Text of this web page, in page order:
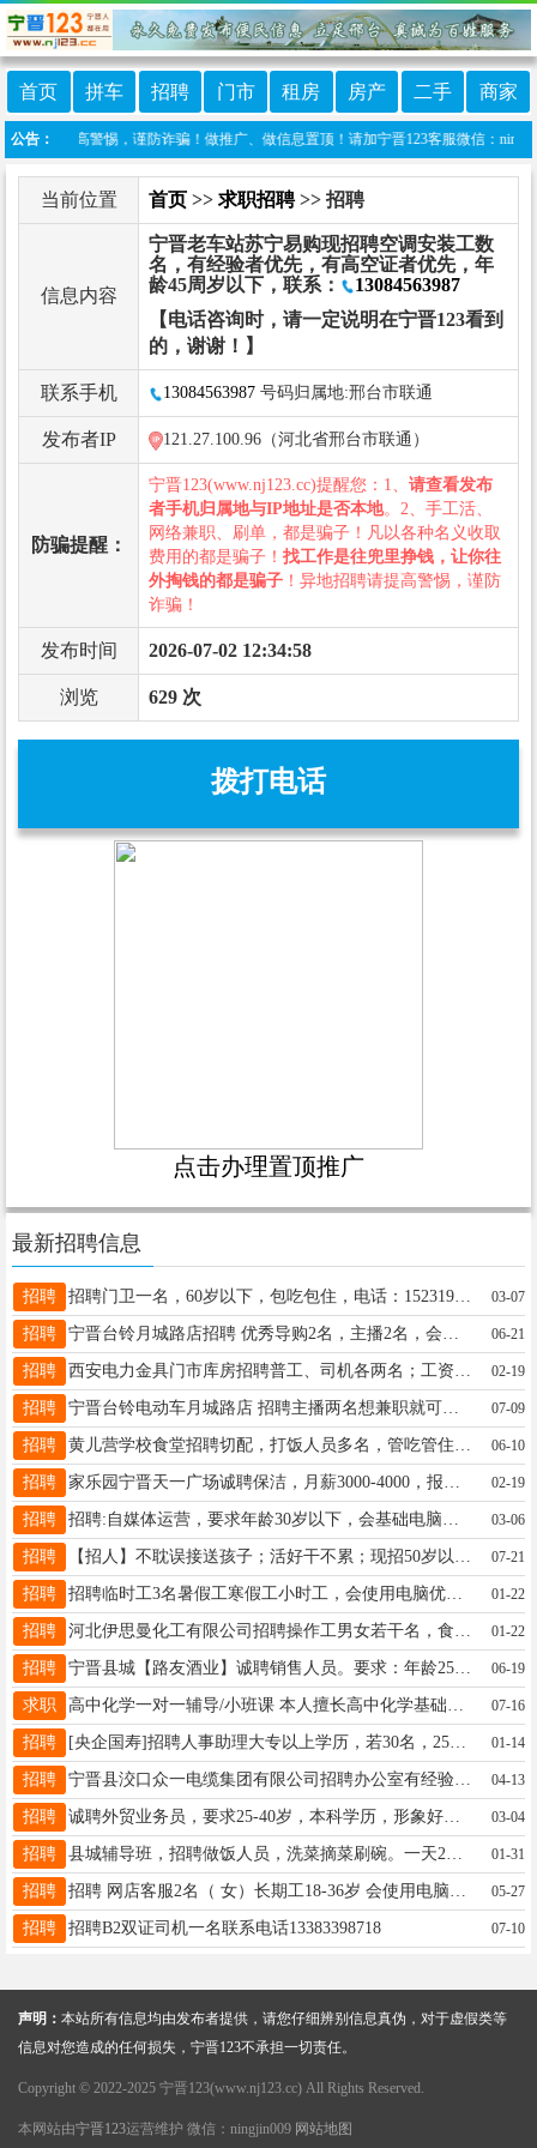
首页 拼车 招聘 门市 租房 房产 二手 商家
公告：
任！提高警惕，谨防诈骗！做推广、做信息置顶！请加宁晋123客服微信：
当前位置 首页 >> 求职招聘>> 招聘
信息内容
宁晋老车站苏宁易购现招聘空调安装工数
名，有经验者优先，有高空证者优先，年
龄45周岁以下，联系：
13084563987
【电话咨询时，请一定说明在宁晋123看到
的，谢谢！】
联系手机 13084563987 号码归属地:邢台市联通
发布者IP 121.27.100.96（河北省邢台市联通）
防骗提醒：
宁晋123(www.nj123.cc)提醒您：1、 请查看发布
者手机归属地与IP地址是否本地。2、手工活、
网络兼职、刷单，都是骗子！凡以各种名义收取
费用的都是骗子！ 找工作是往兜里挣钱，让你往
外掏钱的都是骗子 ！异地招聘请提高警惕，谨防
诈骗！
发布时间 2026-07-02 12:34:58
浏览 629 次
拨打电话
点击办理置顶推广
最新招聘信息
招聘 招聘门卫一名，60岁以下，包吃包住，电话：15231938903，工作地址：纪昌庄镇讲理村村北 03-07
招聘 06-21
招聘 02-19
招聘 07-09
招聘 06-10
招聘 02-19
招聘 03-06
招聘 07-21
招聘 招聘临时工3名暑假工寒假工小时工，会使用电脑优先，有合适的联系15533197597 01-22
招聘 01-22
招聘 宁晋县城【路友酒业】诚聘销售人员。要求：年龄25至45岁，男女不限，有团队精神，沟通力强，有销售经验者优先。薪酬待遇面议。 地址：凤凰路紫金名苑西门南侧50米路东【唐朝酒店东北斜对角】 联系电话：13603195311 06-19
求职 07-16
招聘 [央企国寿]招聘人事助理大专以上学历，若30名，25-45周岁男女不限，电话 13483954390 13831900455 (同微信) 01-14
招聘 宁晋县洨口众一电缆集团有限公司招聘办公室有经验会计2名工资面议待遇优厚有意者请联系王总17732939222 04-13
招聘 诚聘外贸业务员，要求25-40岁，本科学历，形象好气质佳；英语听说读写能力4级以上，能无障碍对接海外客户；有外贸工作经验者优先。待遇面议。电话：15930977900工作单位：河北蓝天塑业有限公司 03-04
招聘 01-31
招聘 05-27
招聘 招聘B2双证司机一名联系电话13383398718 07-10
声明： 本站所有信息均由发布者提供，请您仔细辨别信息真伪，对于虚假类等
信息对您造成的任何损失，宁晋123不承担一切责任。
Copyright © 2022-2025 宁晋123(www.nj123.cc) All Rights Reserved.
本网站由宁晋123运营维护 微信：ningjin009 网站地图